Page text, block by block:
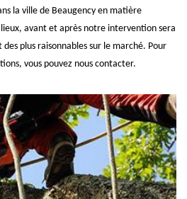
la ville de Beaugency en matière
lieux, avant et après notre intervention sera
plus raisonnables sur le marché. Pour
vous pouvez nous contacter.